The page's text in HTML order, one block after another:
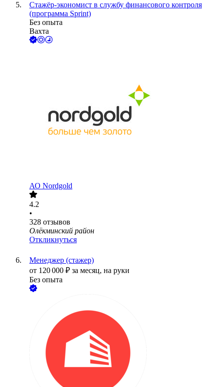
Стажёр-экономист в службу финансового контроля
(программа Sprint)
Без опыта
Вахта
АО Nordgold
4.2
•
328 отзывов
Олёкминский район
Откликнуться
Менеджер (стажер)
от 120 000 ₽ за месяц, на руки
Без опыта